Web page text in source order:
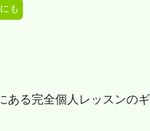
も
る完全個人レッスンの